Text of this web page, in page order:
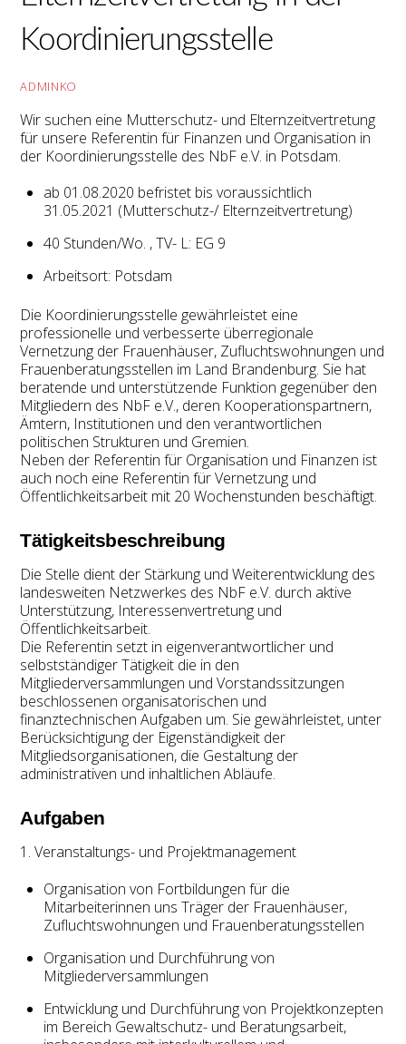
Koordinierungsstelle
ADMINKO
Wir suchen eine Mutterschutz- und Elternzeitvertretung
für unsere Referentin für Finanzen und Organisation in
der Koordinierungsstelle des NbF e.V. in Potsdam.
ab 01.08.2020 befristet bis voraussichtlich
31.05.2021 (Mutterschutz-/ Elternzeitvertretung)
40 Stunden/Wo. , TV- L: EG 9
Arbeitsort: Potsdam
Die Koordinierungsstelle gewährleistet eine
professionelle und verbesserte überregionale
Vernetzung der Frauenhäuser, Zufluchtswohnungen und
Frauenberatungsstellen im Land Brandenburg. Sie hat
beratende und unterstützende Funktion gegenüber den
Mitgliedern des NbF e.V., deren Kooperationspartnern,
Ämtern, Institutionen und den verantwortlichen
politischen Strukturen und Gremien.
Neben der Referentin für Organisation und Finanzen ist
auch noch eine Referentin für Vernetzung und
Öffentlichkeitsarbeit mit 20 Wochenstunden beschäftigt.
Tätigkeitsbeschreibung
Die Stelle dient der Stärkung und Weiterentwicklung des
landesweiten Netzwerkes des NbF e.V. durch aktive
Unterstützung, Interessenvertretung und
Öffentlichkeitsarbeit.
Die Referentin setzt in eigenverantwortlicher und
selbstständiger Tätigkeit die in den
Mitgliederversammlungen und Vorstandssitzungen
beschlossenen organisatorischen und
finanztechnischen Aufgaben um. Sie gewährleistet, unter
Berücksichtigung der Eigenständigkeit der
Mitgliedsorganisationen, die Gestaltung der
administrativen und inhaltlichen Abläufe.
Aufgaben
1. Veranstaltungs- und Projektmanagement
Organisation von Fortbildungen für die
Mitarbeiterinnen uns Träger der Frauenhäuser,
Zufluchtswohnungen und Frauenberatungsstellen
Organisation und Durchführung von
Mitgliederversammlungen
Entwicklung und Durchführung von Projektkonzepten
im Bereich Gewaltschutz- und Beratungsarbeit,